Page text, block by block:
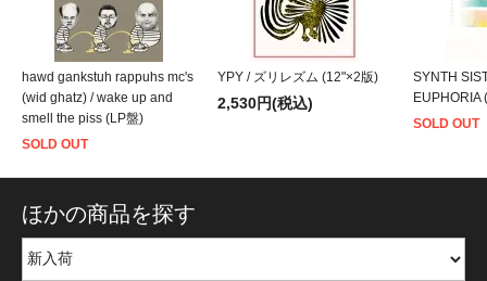
hawd gankstuh rappuhs mc's
(wid ghatz) / wake up and
smell the piss (LP盤)
SOLD OUT
YPY / ズリレズム (12"×2版)
2,530円(税込)
SYNTH
EUPHORIA
SOLD OUT
ほかの商品を探す